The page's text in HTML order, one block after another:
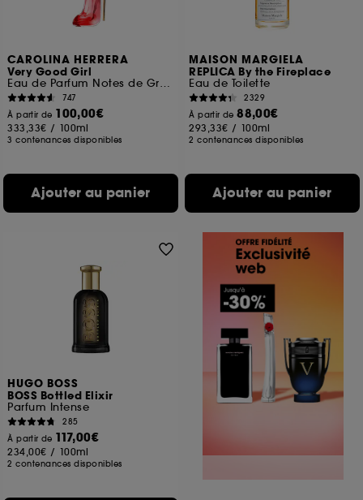
CAROLINA HERRERA
Very Good Girl
Eau de Parfum Notes de Groseille, Litchi & Rose
747
À partir de 100,00€
333,33€ / 100ml
3 contenances disponibles
Ajouter au panier
MAISON MARGIELA
REPLICA By the Fireplace
Eau de Toilette
2329
À partir de88,00€
293,33€ / 100ml
2 contenances disponibles
Ajouter au panier
HUGO BOSS
BOSS Bottled Elixir
Parfum Intense
285
À partir de 117,00€
234,00€ / 100ml
2 contenances disponibles